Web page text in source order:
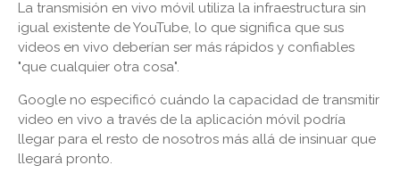
La transmisión en vivo móvil utiliza la infraestructura sin
igual existente de YouTube, lo que significa que sus
videos en vivo deberían ser más rápidos y confiables
"que cualquier otra cosa".
Google no especificó cuándo la capacidad de transmitir
video en vivo a través de la aplicación móvil podría
llegar para el resto de nosotros más allá de insinuar que
llegará pronto.